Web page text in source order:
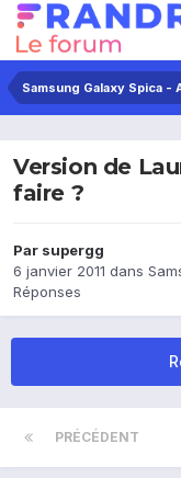
Samsung Galaxy Spica -
Version de
faire ?
Par supergg
6 janvier 2011 dans
Réponses
PRÉCÉDENT